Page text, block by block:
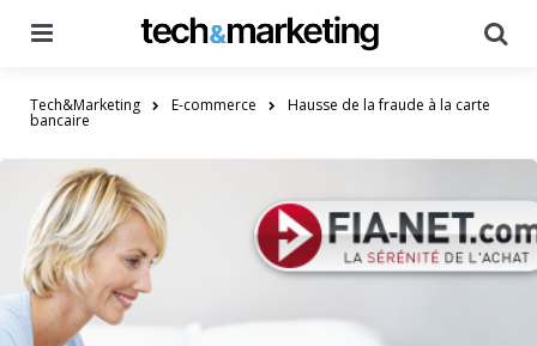
Tech&Marketing E-commerce Hausse de la fraude à la carte
bancaire